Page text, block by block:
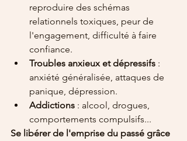
reproduire des schémas
relationnels toxiques, peur de
l'engagement, difficulté à faire
confiance.
Troubles anxieux et dépressifs :
anxiété généralisée, attaques de
panique, dépression.
Addictions : alcool, drogues,
comportements compulsifs...
Se libérer de l'emprise du passé grâce